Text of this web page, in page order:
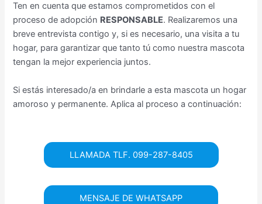
Ten en cuenta que estamos comprometidos con el
proceso de adopción RESPONSABLE. Realizaremos una
breve entrevista contigo y, si es necesario, una visita a tu
hogar, para garantizar que tanto tú como nuestra mascota
tengan la mejor experiencia juntos.
Si estás interesado/a en brindarle a esta mascota un hogar
amoroso y permanente. Aplica al proceso a continuación:
LLAMADA TLF. 099-287-8405
MENSAJE DE WHATSAPP